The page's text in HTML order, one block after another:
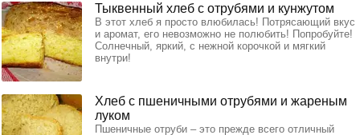
Тыквенный хлеб с отрубями и кунжутом
В этот хлеб я просто влюбилась! Потрясающий вкус
и аромат, его невозможно не полюбить! Попробуйте!
Солнечный, яркий, с нежной корочкой и мягкий
внутри!
Хлеб с пшеничными отрубями и жареным
луком
Пшеничные отруби – это прежде всего отличный